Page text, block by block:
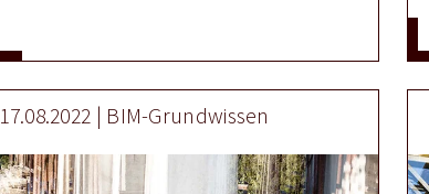
17.08.2022 | BIM-Grundwissen